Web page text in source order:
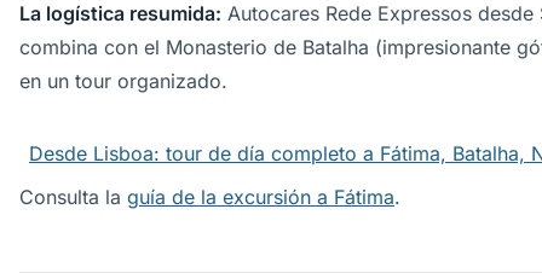
La logística resumida: Autocares Rede Expressos
combina con el Monasterio de Batalha (impresionante
en un tour organizado.
Desde Lisboa: tour de día completo a Fátima, Batalha,
Consulta la guía de la excursión a Fátima.